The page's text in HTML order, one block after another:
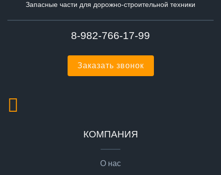
Запасные части для дорожно-строительной техники
8-982-766-17-99
Заказать звонок
КОМПАНИЯ
О нас